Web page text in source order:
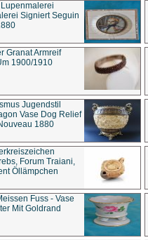
Signiert Seguin
Granat Armreif
1900/1910
Jugendstil
Vase Dog Relief
1880
Forum Traiani,
Öllämpchen
Fuss - Vase
Mit Goldrand